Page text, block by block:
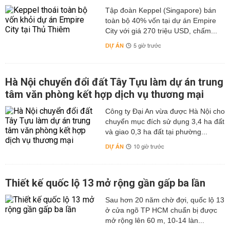
Tập đoàn Keppel (Singapore) bán
toàn bộ 40% vốn tại dự án Empire
City với giá 270 triệu USD, chấm...
DỰ ÁN 5 giờ trước
Hà Nội chuyển đổi đất Tây Tựu làm dự án trung
tâm văn phòng kết hợp dịch vụ thương mại
Công ty Đại An vừa được Hà Nội cho
chuyển mục đích sử dụng 3,4 ha đất
và giao 0,3 ha đất tại phường...
DỰ ÁN 10 giờ trước
Thiết kế quốc lộ 13 mở rộng gần gấp ba lần
Sau hơn 20 năm chờ đợi, quốc lộ 13
ở cửa ngõ TP HCM chuẩn bị được
mở rộng lên 60 m, 10-14 làn...